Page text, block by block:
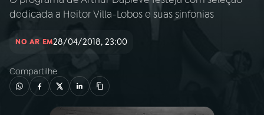
Início AO VIVO
02A RÁDIO
dedicada a Heitor Villa-Lobos e suas sinfonias
NO AR EM28/04/2018, 23:00
Compartilhe